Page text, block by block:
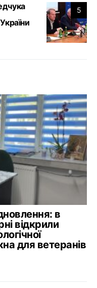
5
в
відкрили
для ветеранів